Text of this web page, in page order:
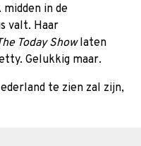
in de
valt. Haar
Today Showlaten
Gelukkig maar.
te zien zal zijn,